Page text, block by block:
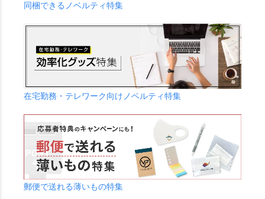
同梱できるノベルティ特集
在宅勤務・テレワーク向けノベルティ特集
郵便で送れる薄いもの特集